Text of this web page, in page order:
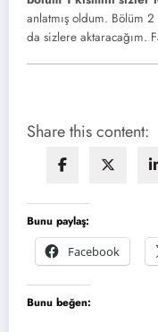
anlatmış oldum. Bölüm
da sizlere aktaracağım.
Share this content:
Bunu paylaş:
Facebook
Bunu beğen: